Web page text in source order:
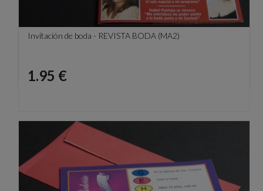
Invitación de boda - REVISTA BODA (MA2)
Precio
1.95 €